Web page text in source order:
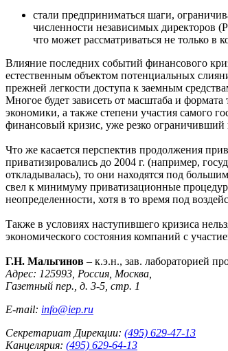
стали предприниматься шаги,
численности независимых директоров
что может рассматриваться не только
Влияние последних событий финансового
естественным объектом потенциальных
прежней легкости доступа к заемным
Многое будет зависеть от масштаба и
экономики, а также степени участия самого
финансовый кризис, уже резко ограничивший
Что же касается перспектив продолжения
приватизировались до 2004 г. (например,
откладывалась), то они находятся под
свел к минимуму приватизационные
неопределенности, хотя в то время под
Также в условиях наступившего кризиса
экономического состояния компаний с
Г.Н. Мальгинов – к.э.н., зав. лабораторией
Адрес: 125993, Россия, Москва,
Газетный пер., д. 3-5, стр. 1
E-mail: info@iep.ru
Секретариат Дирекции: (495) 629-47-13
Канцелярия: (495) 629-64-13